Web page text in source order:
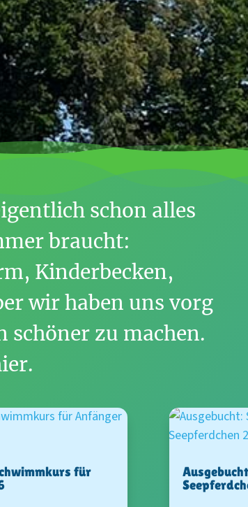
schon alles
braucht:
Kinder­becken,
wir haben uns vor­g
schöner zu machen.
für